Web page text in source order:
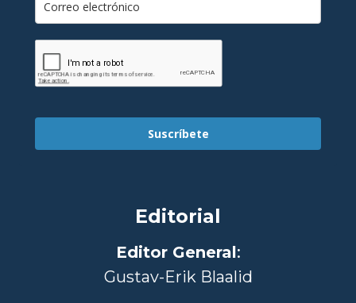
Suscríbete
Editorial
Editor General:
Gustav-Erik Blaalid